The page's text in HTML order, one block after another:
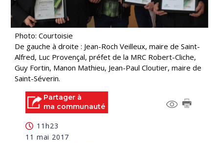
Photo: Courtoisie
De gauche à droite : Jean-Roch Veilleux, maire de Saint-
Alfred, Luc Provençal, préfet de la MRC Robert-Cliche,
Guy Fortin, Manon Mathieu, Jean-Paul Cloutier, maire de
Saint-Séverin.
Partager à
ma communauté
11h23
11 mai 2017